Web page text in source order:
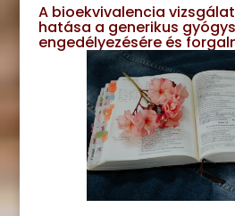
A bioekvivalencia
hatása a generikus
engedélyezésére és